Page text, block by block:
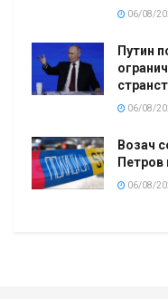
06/08/
Путин
06/08/
Возач
Петров
06/08/